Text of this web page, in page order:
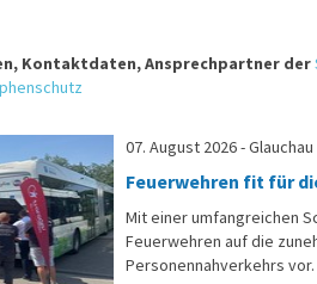
Kontaktdaten, Ansprechpartner der
07. August 2026 - Glauchau
Feuerwehren fit für
Mit einer umfangreichen
Feuerwehren auf die
Personennahverkehrs vor.